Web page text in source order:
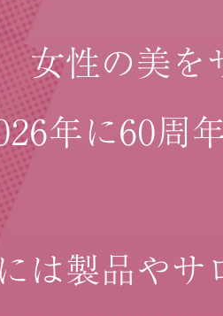
女性の美を
年に60周
は製品やサ